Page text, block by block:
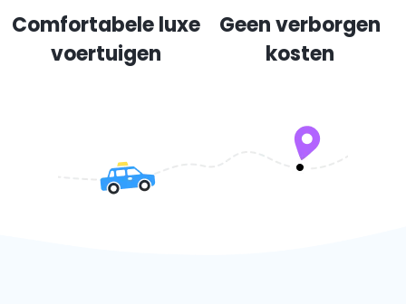
Comfortabele luxe
voertuigen
Geen verborgen
kosten